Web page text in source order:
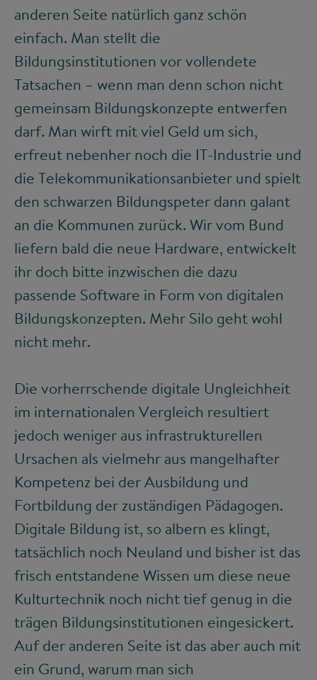
anderen Seite natürlich ganz schön
einfach. Man stellt die
Bildungsinstitutionen vor vollendete
Tatsachen – wenn man denn schon nicht
gemeinsam Bildungskonzepte entwerfen
darf. Man wirft mit viel Geld um sich,
erfreut nebenher noch die IT-Industrie und
die Telekommunikationsanbieter und spielt
den schwarzen Bildungspeter dann galant
an die Kommunen zurück. Wir vom Bund
liefern bald die neue Hardware, entwickelt
ihr doch bitte inzwischen die dazu
passende Software in Form von digitalen
Bildungskonzepten. Mehr Silo geht wohl
nicht mehr.
Die vorherrschende digitale Ungleichheit
im internationalen Vergleich resultiert
jedoch weniger aus infrastrukturellen
Ursachen als vielmehr aus mangelhafter
Kompetenz bei der Ausbildung und
Fortbildung der zuständigen Pädagogen.
Digitale Bildung ist, so albern es klingt,
tatsächlich noch Neuland und bisher ist das
frisch entstandene Wissen um diese neue
Kulturtechnik noch nicht tief genug in die
trägen Bildungsinstitutionen eingesickert.
Auf der anderen Seite ist das aber auch mit
ein Grund, warum man sich